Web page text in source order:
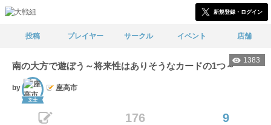
新規登録・ログイン
投稿 プレイヤー サークル イベント 店舗
1383
南の大方で遊ぼう～将来性はありそうなカードの1つ～
by
文士
座高市
176 9